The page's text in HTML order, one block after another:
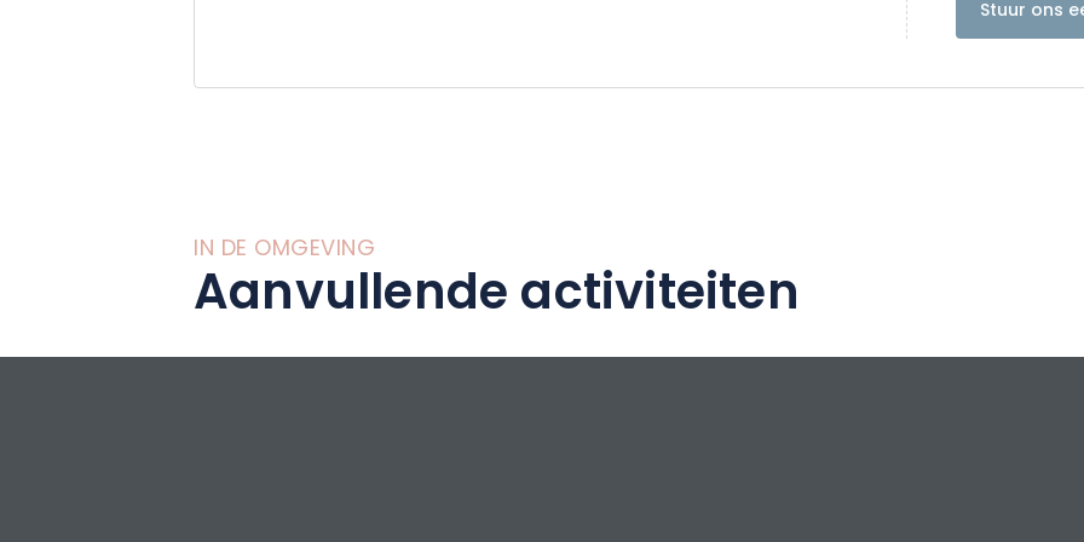
elegantie combineert. Het huis produceert nu 500.000 flessen
Stuur ons
IN DE OMGEVING
Aanvullende activiteiten